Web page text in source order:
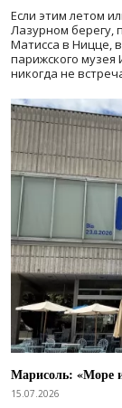
Если этим летом
Лазурном берегу,
Матисса в Ницце,
парижского
никогда не
Марисоль: «Море
15.07.2026